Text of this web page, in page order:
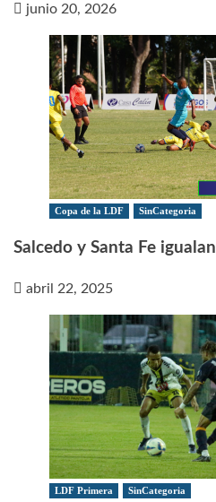
junio 20, 2026
Copa de la LDF SinCategoria
Salcedo y Santa Fe igualan
abril 22, 2025
LDF Primera SinCategoria